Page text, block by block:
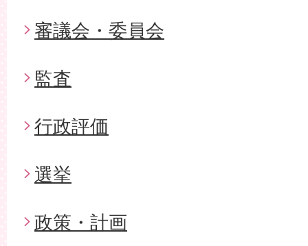
審議会・委員会
監査
行政評価
選挙
政策・計画